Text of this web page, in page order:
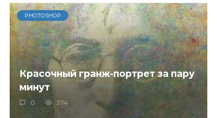
PHOTOSHOP
Красочный гранж-портрет за пару
минут
0 374